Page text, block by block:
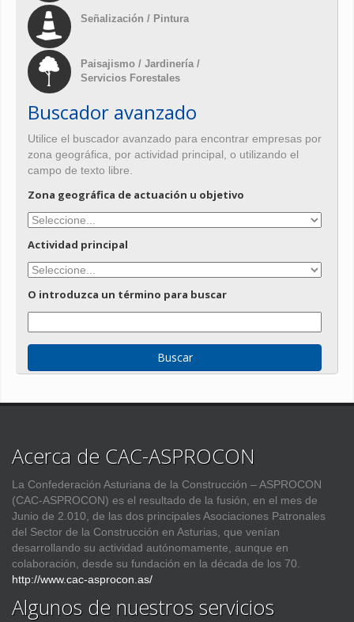
Señalización / Pintura
Paisajismo / Jardinería /
Servicios Forestales
Buscador avanzado
Utilice el buscador avanzado para encontrar empresas por
zona geográfica, por actividad principal, o utilizando el
campo de texto libre.
Zona geográfica de actuación u objetivo
Actividad principal
O introduzca un término para buscar
Acerca de CAC-ASPROCON
La Confederación Asturiana de la Construcción – ASPROCON
(CAC-ASPROCON) es el resultado de la fusión, en el mes de
Junio de 2.010, de las dos principales Asociaciones Patronales
del Sector de la Construcción en Asturias, que venían
desarrollando su actividad autónomamente, aunque en
colaboración, desde su fundación en la década de los 70.
http://www.cac-asprocon.as/
Algunos de nuestros servicios